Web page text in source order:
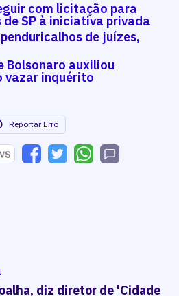
com licitação para
SP à iniciativa privada
de juízes,
Bolsonaro auxiliou
inquérito
Reportar Erro
diz diretor de 'Cidade